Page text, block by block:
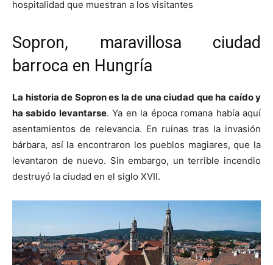
hospitalidad que muestran a los visitantes
Sopron, maravillosa ciudad
barroca en Hungría
La historia de Sopron es la de una ciudad que ha caído y
ha sabido levantarse. Ya en la época romana había aquí
asentamientos de relevancia. En ruinas tras la invasión
bárbara, así la encontraron los pueblos magiares, que la
levantaron de nuevo. Sin embargo, un terrible incendio
destruyó la ciudad en el siglo XVII.